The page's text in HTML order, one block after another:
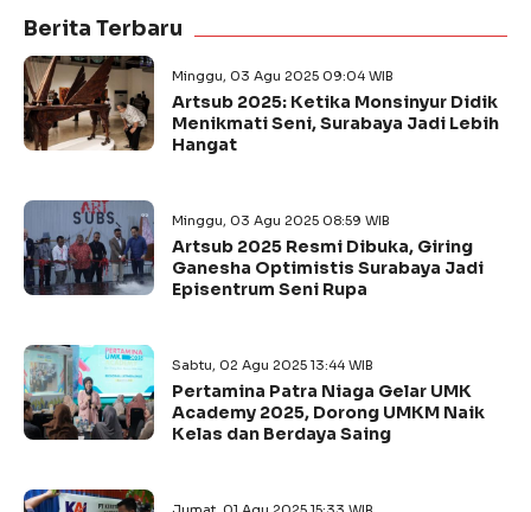
Berita Terbaru
Minggu, 03 Agu 2025 09:04 WIB
Artsub 2025: Ketika Monsinyur Didik
Menikmati Seni, Surabaya Jadi Lebih
Hangat
Minggu, 03 Agu 2025 08:59 WIB
Artsub 2025 Resmi Dibuka, Giring
Ganesha Optimistis Surabaya Jadi
Episentrum Seni Rupa
Sabtu, 02 Agu 2025 13:44 WIB
Pertamina Patra Niaga Gelar UMK
Academy 2025, Dorong UMKM Naik
Kelas dan Berdaya Saing